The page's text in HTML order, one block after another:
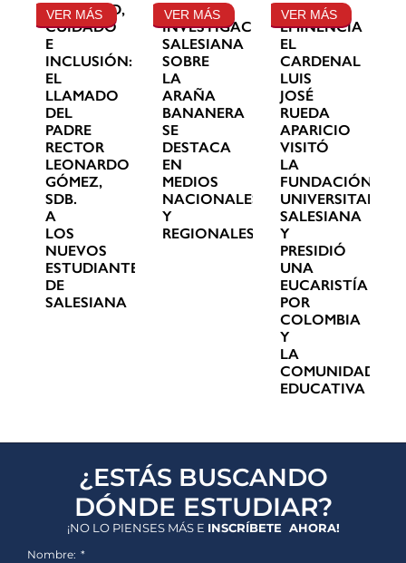
GRATITUD,
CUIDADO
E
INCLUSIÓN:
EL
LLAMADO
DEL
PADRE
RECTOR
LEONARDO
GÓMEZ,
SDB.
A
LOS
NUEVOS
ESTUDIANTES
DE
SALESIANA
VER MÁS
LA
INVESTIGACIÓN
SALESIANA
SOBRE
LA
ARAÑA
BANANERA
SE
DESTACA
EN
MEDIOS
NACIONALES
Y
REGIONALES
VER MÁS
SU
EMINENCIA
EL
CARDENAL
LUIS
JOSÉ
RUEDA
APARICIO
VISITÓ
LA
FUNDACIÓN
UNIVERSITARIA
SALESIANA
Y
PRESIDIÓ
UNA
EUCARISTÍA
POR
COLOMBIA
Y
LA
COMUNIDAD
EDUCATIVA
VER MÁS
¿ESTÁS BUSCANDO
DÓNDE ESTUDIAR?
¡NO LO PIENSES MÁS E INSCRÍBETE AHORA!
Nombre: